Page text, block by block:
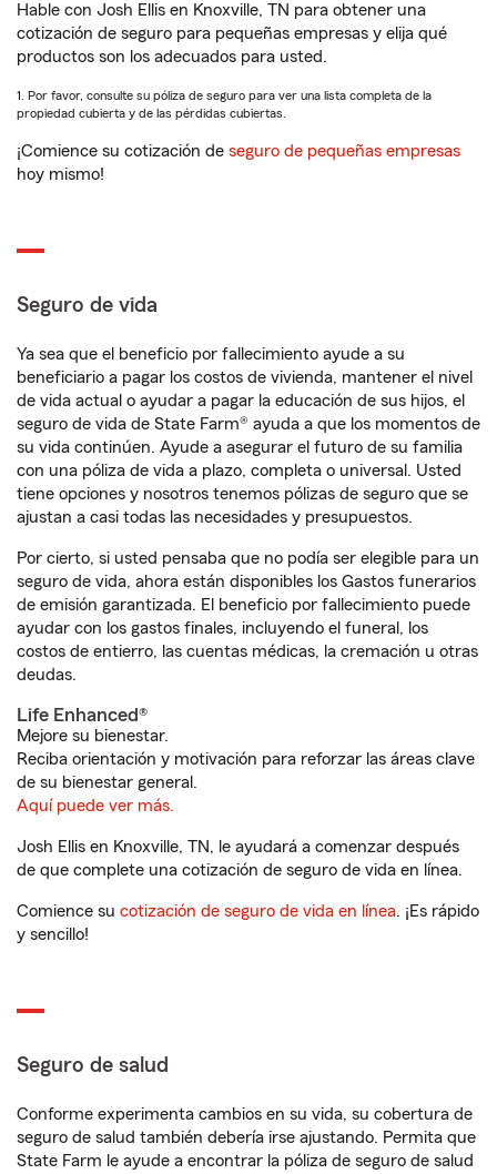
Hable con Josh Ellis en Knoxville, TN para obtener una
cotización de seguro para pequeñas empresas y elija qué
productos son los adecuados para usted.
1. Por favor, consulte su póliza de seguro para ver una lista completa de la
propiedad cubierta y de las pérdidas cubiertas.
¡Comience su cotización de seguro de pequeñas empresas
hoy mismo!
Seguro de vida
Ya sea que el beneficio por fallecimiento ayude a su
beneficiario a pagar los costos de vivienda, mantener el nivel
de vida actual o ayudar a pagar la educación de sus hijos, el
seguro de vida de State Farm® ayuda a que los momentos de
su vida continúen. Ayude a asegurar el futuro de su familia
con una póliza de vida a plazo, completa o universal. Usted
tiene opciones y nosotros tenemos pólizas de seguro que se
ajustan a casi todas las necesidades y presupuestos.
Por cierto, si usted pensaba que no podía ser elegible para un
seguro de vida, ahora están disponibles los Gastos funerarios
de emisión garantizada. El beneficio por fallecimiento puede
ayudar con los gastos finales, incluyendo el funeral, los
costos de entierro, las cuentas médicas, la cremación u otras
deudas.
Life Enhanced®
Mejore su bienestar.
Reciba orientación y motivación para reforzar las áreas clave
de su bienestar general.
Aquí puede ver más.
Josh Ellis en Knoxville, TN, le ayudará a comenzar después
de que complete una cotización de seguro de vida en línea.
Comience su cotización de seguro de vida en línea. ¡Es rápido
y sencillo!
Seguro de salud
Conforme experimenta cambios en su vida, su cobertura de
seguro de salud también debería irse ajustando. Permita que
State Farm le ayude a encontrar la póliza de seguro de salud